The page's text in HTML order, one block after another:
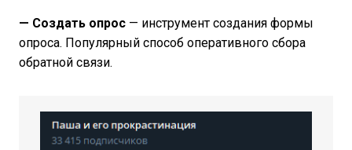
— Создать опрос — инструмент создания формы
опроса. Популярный способ оперативного сбора
обратной связи.